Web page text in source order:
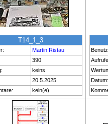
T14_1_3
Martin Ristau
390
keins
20.5.2025
kein(e)
Datum: